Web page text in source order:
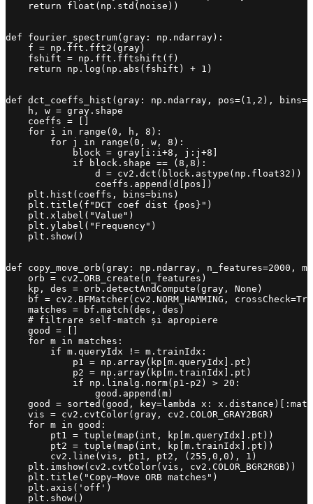
    return float(np.std(noise))
def fourier_spectrum(gray: np.ndarray):
    f = np.fft.fft2(gray)
    fshift = np.fft.fftshift(f)
    return np.log(np.abs(fshift) + 1)
def dct_coeffs_hist(gray: np.ndarray, pos=(1,2),
    h, w = gray.shape
    coeffs = []
    for i in range(0, h, 8):
        for j in range(0, w, 8):
            block = gray[i:i+8, j:j+8]
            if block.shape == (8,8):
                d = cv2.dct(block.astype(np.float32))
                coeffs.append(d[pos])
    plt.hist(coeffs, bins=bins)
    plt.title(f"DCT coef dist {pos}")
    plt.xlabel("Value")
    plt.ylabel("Frequency")
    plt.show()
def copy_move_orb(gray: np.ndarray, n_features=2000,
    orb = cv2.ORB_create(n_features)
    kp, des = orb.detectAndCompute(gray, None)
bf = cv2.BFMatcher(cv2.NORM_HAMMING,
    matches = bf.match(des, des)
    # filtrare self-match și apropiere
    good = []
    for m in matches:
        if m.queryIdx != m.trainIdx:
            p1 = np.array(kp[m.queryIdx].pt)
            p2 = np.array(kp[m.trainIdx].pt)
            if np.linalg.norm(p1-p2) > 20:
                good.append(m)
good = sorted(good, key=lambda x:
    vis = cv2.cvtColor(gray, cv2.COLOR_GRAY2BGR)
    for m in good:
        pt1 = tuple(map(int, kp[m.queryIdx].pt))
        pt2 = tuple(map(int, kp[m.trainIdx].pt))
        cv2.line(vis, pt1, pt2, (255,0,0), 1)
    plt.imshow(cv2.cvtColor(vis, cv2.COLOR_BGR2RGB))
    plt.title("Copy–Move ORB matches")
    plt.axis('off')
    plt.show()